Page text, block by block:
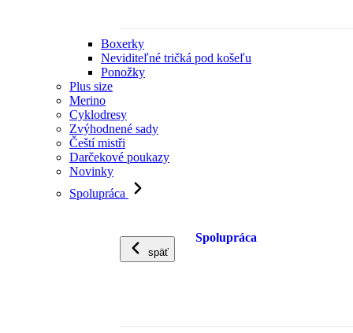
Boxerky
Neviditeľné tričká pod košeľu
Ponožky
Plus size
Merino
Cyklodresy
Zvýhodnené sady
Čeští mistři
Darčekové poukazy
Novinky
Spolupráca
späť
Spolupráca